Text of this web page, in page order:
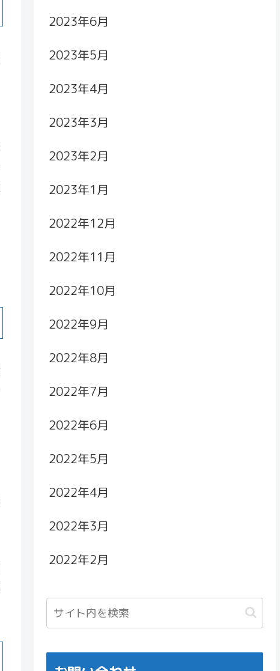
2023年6月
2023年5月
2023年4月
2023年3月
2023年2月
2023年1月
2022年12月
2022年11月
2022年10月
2022年9月
2022年8月
2022年7月
2022年6月
2022年5月
2022年4月
2022年3月
2022年2月